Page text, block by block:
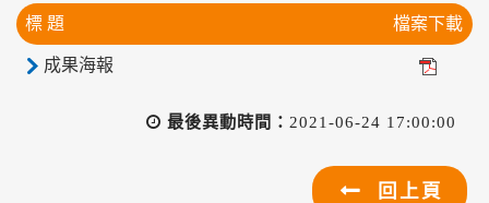
標 題 檔案下載
成果海報
最後異動時間： 2021-06-24 17:00:00
回上頁